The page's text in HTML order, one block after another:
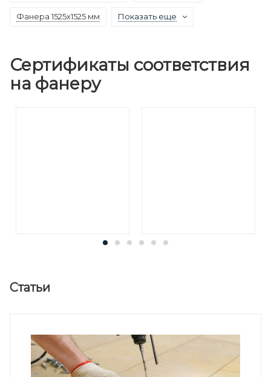
Фанера 1525х1525 мм Показать еще
Сертификаты соответствия
на фанеру
Статьи